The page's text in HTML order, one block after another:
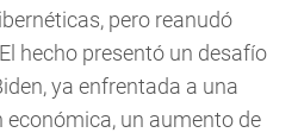
pero reanudó
hecho presentó un desafío
ya enfrentada a una
económica, un aumento de